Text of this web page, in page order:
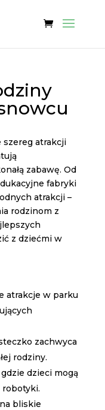
atrakcji
zabawę. Od
fabryki
atrakcji –
rodzinom z
z dziećmi w
atrakcje w parku
zachwyca
rodziny.
dzieci mogą
bliskie